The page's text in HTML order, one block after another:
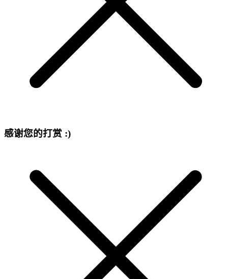
感谢您的打赏 :)